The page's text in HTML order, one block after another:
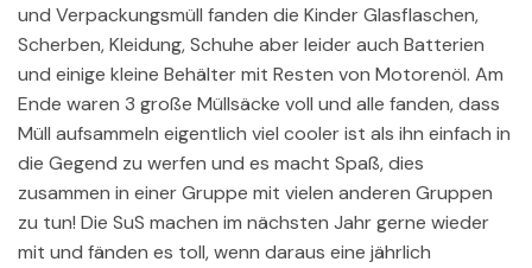
und Verpackungsmüll fanden die Kinder Glasflaschen,
Scherben, Kleidung, Schuhe aber leider auch Batterien
und einige kleine Behälter mit Resten von Motorenöl. Am
Ende waren 3 große Müllsäcke voll und alle fanden, dass
Müll aufsammeln eigentlich viel cooler ist als ihn einfach in
die Gegend zu werfen und es macht Spaß, dies
zusammen in einer Gruppe mit vielen anderen Gruppen
zu tun! Die SuS machen im nächsten Jahr gerne wieder
mit und fänden es toll, wenn daraus eine jährlich